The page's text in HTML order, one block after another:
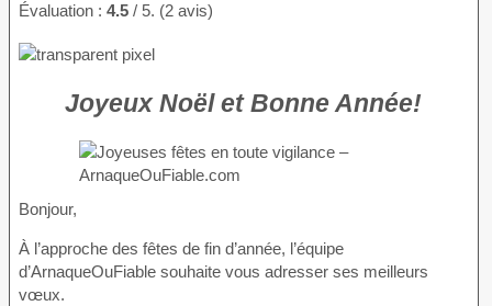
Évaluation : 4.5 / 5. (2 avis)
Joyeux Noël et Bonne Année!
Bonjour,
À l’approche des fêtes de fin d’année, l’équipe
d’ArnaqueOuFiable souhaite vous adresser ses meilleurs
vœux.